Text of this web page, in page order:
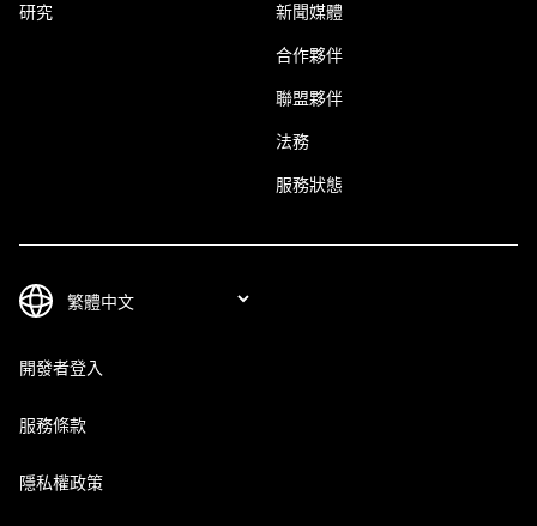
研究 新聞媒體
合作夥伴
聯盟夥伴
法務
服務狀態
開發者登入
服務條款
隱私權政策